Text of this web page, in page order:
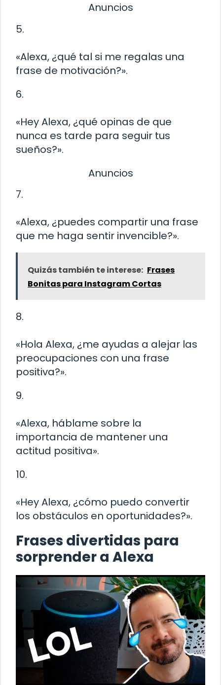
Anuncios
5.
«Alexa, ¿qué tal si me regalas una
frase de motivación?».
6.
«Hey Alexa, ¿qué opinas de que
nunca es tarde para seguir tus
sueños?».
Anuncios
7.
«Alexa, ¿puedes compartir una frase
que me haga sentir invencible?».
Quizás también te interese: Frases
Bonitas para Instagram Cortas
8.
«Hola Alexa, ¿me ayudas a alejar las
preocupaciones con una frase
positiva?».
9.
«Alexa, háblame sobre la
importancia de mantener una
actitud positiva».
10.
«Hey Alexa, ¿cómo puedo convertir
los obstáculos en oportunidades?».
Frases divertidas para
sorprender a Alexa